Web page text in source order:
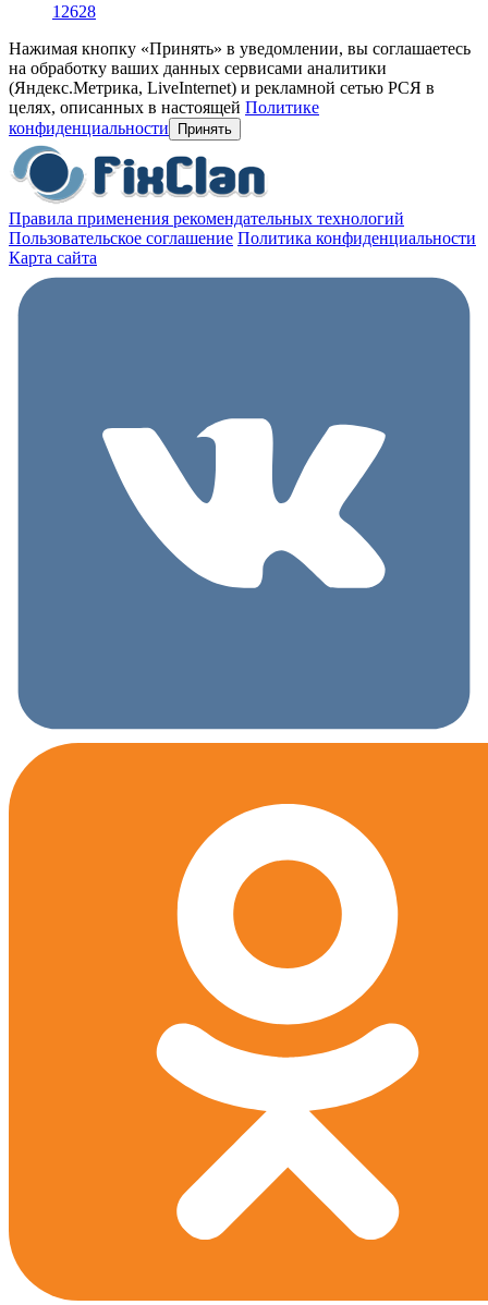
12628
Нажимая кнопку «Принять» в уведомлении, вы соглашаетесь
на обработку ваших данных сервисами аналитики
(Яндекс.Метрика, LiveInternet) и рекламной сетью РСЯ в
целях, описанных в настоящей Политике
конфиденциальности
Принять
Правила применения рекомендательных технологий
Пользовательское соглашение Политика конфиденциальности
Карта сайта